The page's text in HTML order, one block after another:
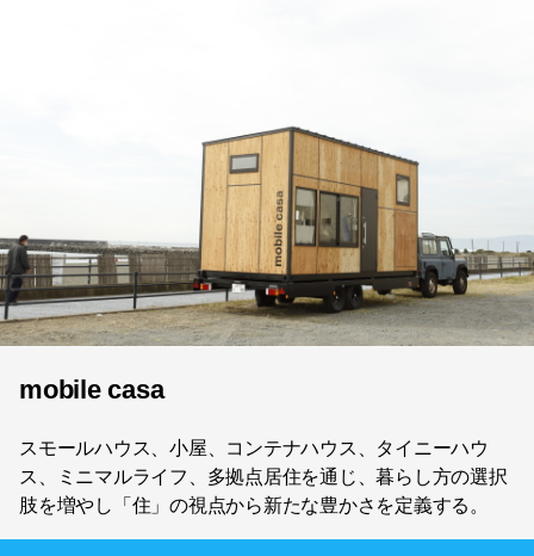
mobile casa
スモールハウス、小屋、コンテナハウス、タイニーハウ
ス、ミニマルライフ、多拠点居住を通じ、暮らし方の選択
肢を増やし「住」の視点から新たな豊かさを定義する。